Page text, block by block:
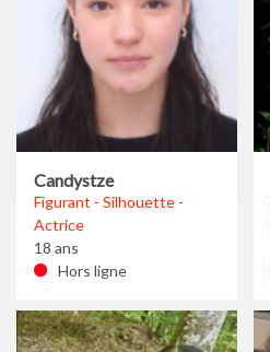
Candystze
Figurant - Silhouette -
Actrice
18 ans
Hors ligne